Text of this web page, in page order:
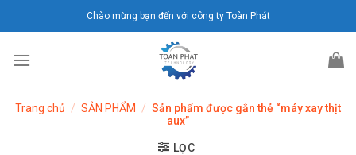
đến
dung
Chào mừng bạn đến với công ty Toàn Phát
Trang chủ / SẢN PHẨM / Sản phẩm được gắn thẻ “máy xay thịt
aux”
LỌC